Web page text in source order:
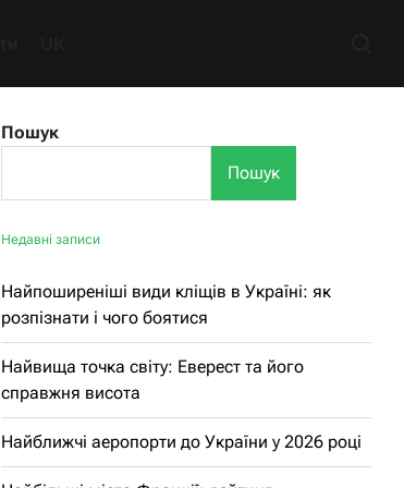
Пошук
Пошук
Недавні записи
Найпоширеніші види кліщів в Україні: як
розпізнати і чого боятися
Найвища точка світу: Еверест та його
справжня висота
Найближчі аеропорти до України у 2026 році